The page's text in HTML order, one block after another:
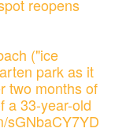
reopens
("ice
park as it
two months of
a 33-year-old
sGNbaCY7YD